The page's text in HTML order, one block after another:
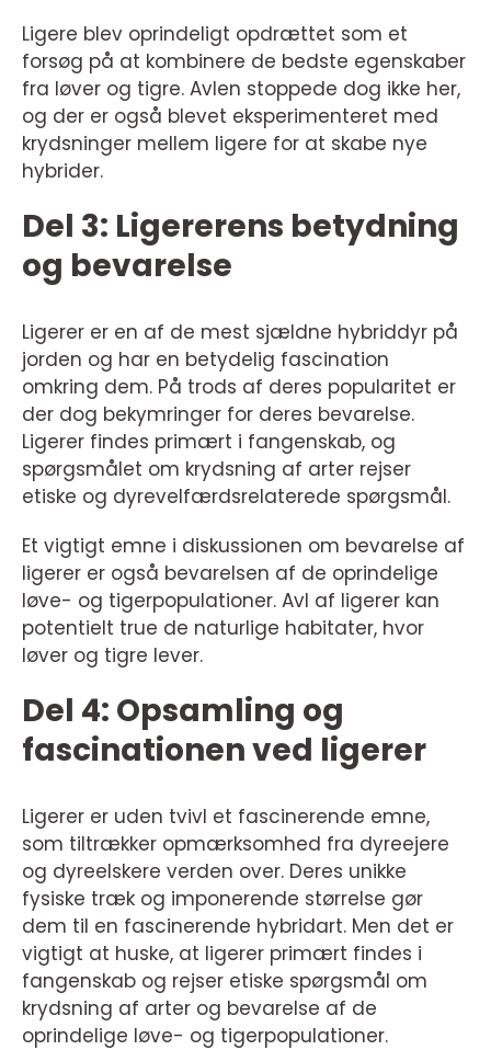
Ligere blev oprindeligt opdrættet som et
forsøg på at kombinere de bedste egenskaber
fra løver og tigre. Avlen stoppede dog ikke her,
og der er også blevet eksperimenteret med
krydsninger mellem ligere for at skabe nye
hybrider.
Del 3: Ligererens betydning
og bevarelse
Ligerer er en af de mest sjældne hybriddyr på
jorden og har en betydelig fascination
omkring dem. På trods af deres popularitet er
der dog bekymringer for deres bevarelse.
Ligerer findes primært i fangenskab, og
spørgsmålet om krydsning af arter rejser
etiske og dyrevelfærdsrelaterede spørgsmål.
Et vigtigt emne i diskussionen om bevarelse af
ligerer er også bevarelsen af de oprindelige
løve- og tigerpopulationer. Avl af ligerer kan
potentielt true de naturlige habitater, hvor
løver og tigre lever.
Del 4: Opsamling og
fascinationen ved ligerer
Ligerer er uden tvivl et fascinerende emne,
som tiltrækker opmærksomhed fra dyreejere
og dyreelskere verden over. Deres unikke
fysiske træk og imponerende størrelse gør
dem til en fascinerende hybridart. Men det er
vigtigt at huske, at ligerer primært findes i
fangenskab og rejser etiske spørgsmål om
krydsning af arter og bevarelse af de
oprindelige løve- og tigerpopulationer.